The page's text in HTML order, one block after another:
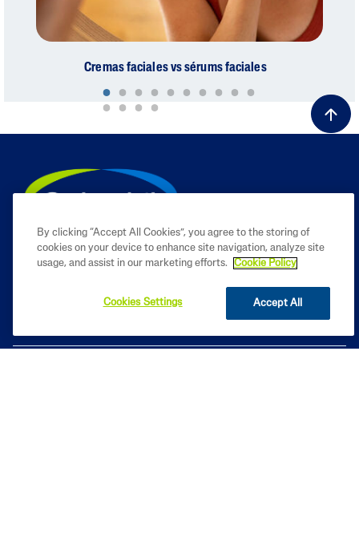
Cremas faciales vs sérums faciales
By clicking “Accept All Cookies”, you agree to the storing of
cookies on your device to enhance site navigation, analyze site
usage, and assist in our marketing efforts.
Cookie Policy
Cookies Settings Accept All